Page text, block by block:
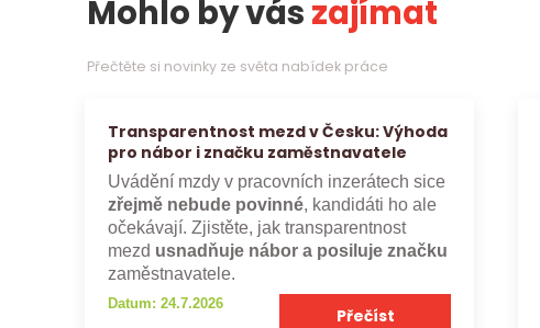
Mohlo by vászajímat
Přečtěte si novinky ze světa nabídek práce
Transparentnost mezd v Česku: Výhoda
pro nábor i značku zaměstnavatele
Uvádění mzdy v pracovních inzerátech sice
zřejmě nebude povinné, kandidáti ho ale
očekávají. Zjistěte, jak transparentnost
mezd usnadňuje nábor a posiluje značku
zaměstnavatele.
Datum: 24.7.2026
Přečíst